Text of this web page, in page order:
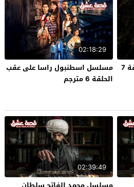
مسلسل قانون الطبيعة الحلقة 7
02:18:29
مسلسل اسطنبول راسا على عقب
الحلقة 6 مترجم
02:39:49